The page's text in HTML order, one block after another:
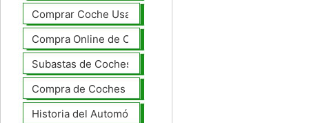
Comprar Coche Usado
Compra Online de Coches
Subastas de Coches
Compra de Coches Basics
Historia del Automóvil